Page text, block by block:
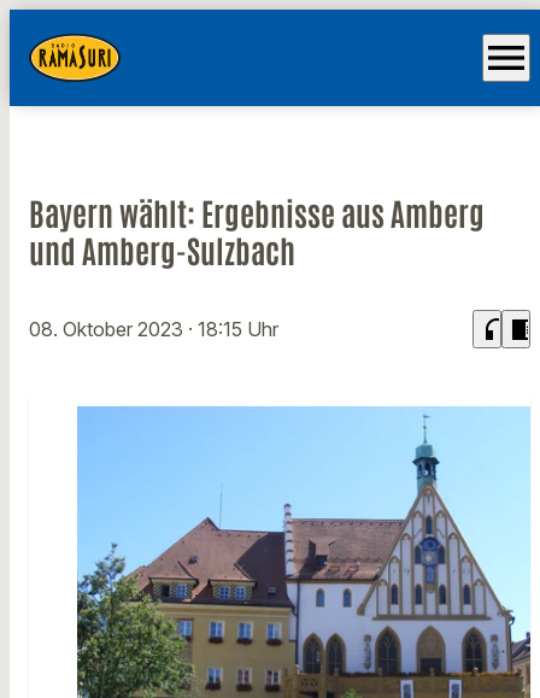
menu
Bayern wählt: Ergebnisse aus Amberg
und Amberg-Sulzbach
08. Oktober 2023 · 18:15 Uhr headphones chrome_reader_mode